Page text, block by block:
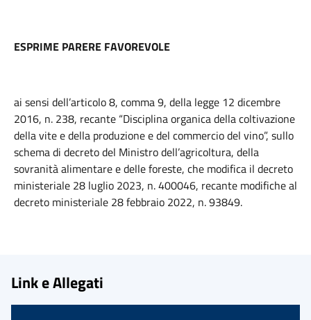
ESPRIME PARERE FAVOREVOLE
ai sensi dell’articolo 8, comma 9, della legge 12 dicembre
2016, n. 238, recante “Disciplina organica della coltivazione
della vite e della produzione e del commercio del vino”, sullo
schema di decreto del Ministro dell’agricoltura, della
sovranità alimentare e delle foreste, che modifica il decreto
ministeriale 28 luglio 2023, n. 400046, recante modifiche al
decreto ministeriale 28 febbraio 2022, n. 93849.
Link e Allegati